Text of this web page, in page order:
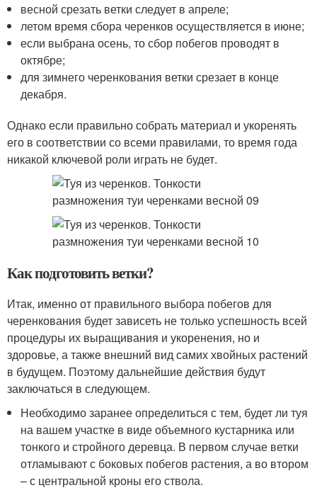
весной срезать ветки следует в апреле;
летом время сбора черенков осуществляется в июне;
если выбрана осень, то сбор побегов проводят в
октябре;
для зимнего черенкования ветки срезает в конце
декабря.
Однако если правильно собрать материал и укоренять
его в соответствии со всеми правилами, то время года
никакой ключевой роли играть не будет.
Как подготовить ветки?
Итак, именно от правильного выбора побегов для
черенкования будет зависеть не только успешность всей
процедуры их выращивания и укоренения, но и
здоровье, а также внешний вид самих хвойных растений
в будущем. Поэтому дальнейшие действия будут
заключаться в следующем.
Необходимо заранее определиться с тем, будет ли туя
на вашем участке в виде объемного кустарника или
тонкого и стройного деревца. В первом случае ветки
отламывают с боковых побегов растения, а во втором
– с центральной кроны его ствола.